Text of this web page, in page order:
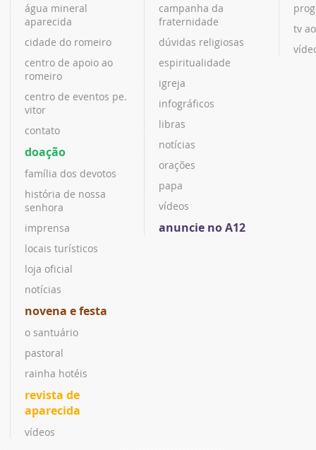
água mineral
aparecida
cidade do romeiro
centro de apoio ao
romeiro
centro de eventos pe.
vitor
contato
doação
família dos devotos
história de nossa
senhora
imprensa
locais turísticos
loja oficial
notícias
novena e festa
o santuário
pastoral
rainha hotéis
revista de
aparecida
vídeos
campanha da
fraternidade
dúvidas religiosas
espiritualidade
igreja
infográficos
libras
notícias
orações
papa
vídeos
anuncie no A12
tv